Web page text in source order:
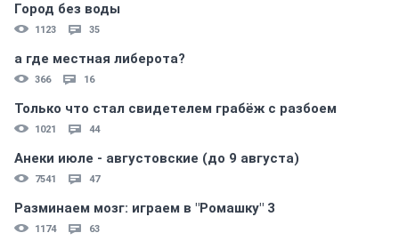
Город без воды
1123 35
а где местная либерота?
366 16
Только что стал свидетелем грабёж с разбоем
1021 44
Анеки июле - августовские (до 9 августа)
7541 47
Разминаем мозг: играем в "Ромашку" 3
1174 63